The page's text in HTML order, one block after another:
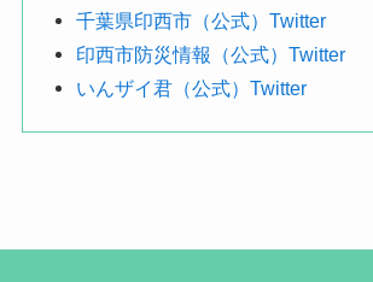
千葉県印西市（公式）Twitter
印西市防災情報（公式）Twitter
いんザイ君（公式）Twitter